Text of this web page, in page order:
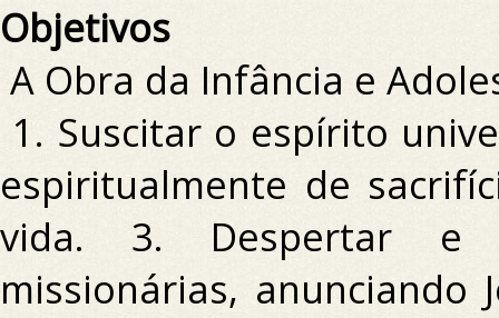
Objetivos
A Obra da Infância e
1. Suscitar o espírito
espiritualmente de
vida. 3. Despertar e
missionárias,